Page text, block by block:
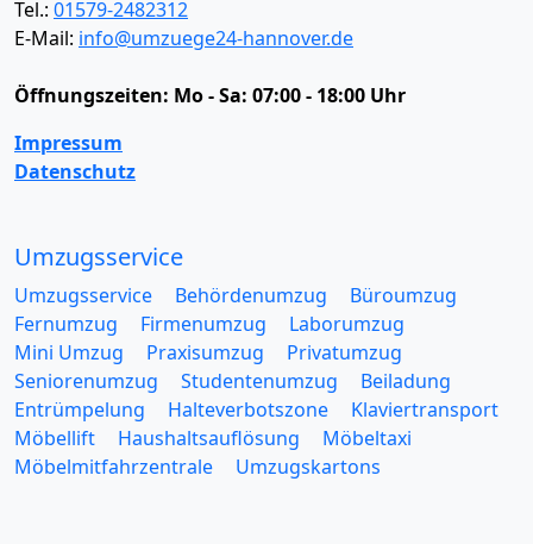
Tel.: 01579-2482312
E-Mail: info@umzuege24-hannover.de
Öffnungszeiten: Mo - Sa: 07:00 - 18:00 Uhr
Impressum
Datenschutz
Umzugsservice
Umzugsservice Behördenumzug
Büroumzug
Fernumzug
Firmenumzug
Laborumzug
Mini Umzug
Praxisumzug
Privatumzug
Seniorenumzug
Studentenumzug
Beiladung
Entrümpelung
Halteverbotszone
Klaviertransport
Möbellift
Haushaltsauflösung
Möbeltaxi
Möbelmitfahrzentrale
Umzugskartons